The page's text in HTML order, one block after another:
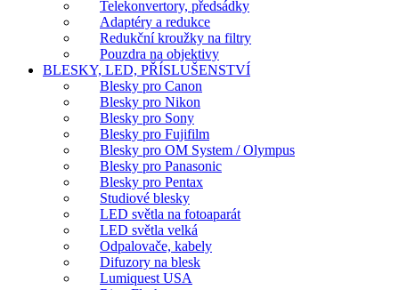
Telekonvertory, předsádky
Adaptéry a redukce
Redukční kroužky na filtry
Pouzdra na objektivy
BLESKY, LED, PŘÍSLUŠENSTVÍ
Blesky pro Canon
Blesky pro Nikon
Blesky pro Sony
Blesky pro Fujifilm
Blesky pro OM System / Olympus
Blesky pro Panasonic
Blesky pro Pentax
Studiové blesky
LED světla na fotoaparát
LED světla velká
Odpalovače, kabely
Difuzory na blesk
Lumiquest USA